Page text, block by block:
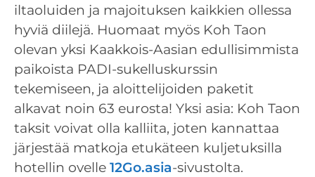
iltaoluiden ja majoituksen kaikkien ollessa
hyviä diilejä. Huomaat myös Koh Taon
olevan yksi Kaakkois-Aasian edullisimmista
paikoista PADI-sukelluskurssin
tekemiseen, ja aloittelijoiden paketit
alkavat noin 63 eurosta! Yksi asia: Koh Taon
taksit voivat olla kalliita, joten kannattaa
järjestää matkoja etukäteen kuljetuksilla
hotellin ovelle 12Go.asia-sivustolta.